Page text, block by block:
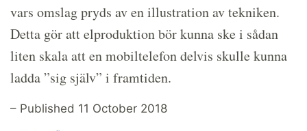
vars omslag pryds av en illustration av tekniken.
Detta gör att elproduktion bör kunna ske i sådan
liten skala att en mobiltelefon delvis skulle kunna
ladda ”sig själv” i framtiden.
– Published 11 October 2018